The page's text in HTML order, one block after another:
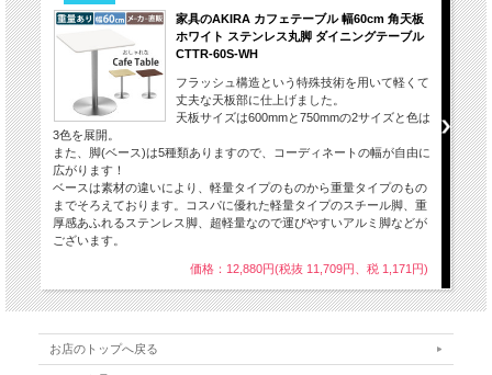
家具のAKIRA カフェテーブル 幅60cm 角天板
ホワイト ステンレス丸脚 ダイニングテーブル
CTTR-60S-WH
フラッシュ構造という特殊技術を用いて軽くて
丈夫な天板部に仕上げました。
天板サイズは600mmと750mmの2サイズと色は
3色を展開。
また、脚(ベース)は5種類ありますので、コーディネートの幅が自由に
広がります！
ベースは素材の違いにより、軽量タイプのものから重量タイプのもの
までそろえております。コスパに優れた軽量タイプのスチール脚、重
厚感あふれるステンレス脚、超軽量なので運びやすいアルミ脚などが
ございます。
価格：12,880円(税抜 11,709円、税 1,171円)
お店のトップへ戻る